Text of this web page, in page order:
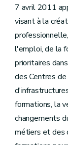
7 avril 2011
visant à la
l'emploi, de la
prioritaires
des Centres
formations, la
changements
métiers et des